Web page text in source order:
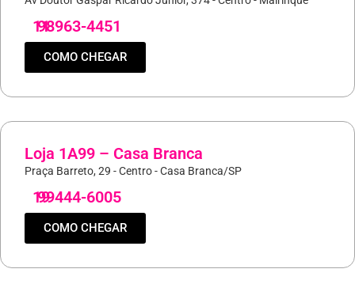
11
98963-4451
COMO CHEGAR
Loja 1A99 – Casa Branca
Praça Barreto, 29 - Centro - Casa Branca/SP
19
99444-6005
COMO CHEGAR